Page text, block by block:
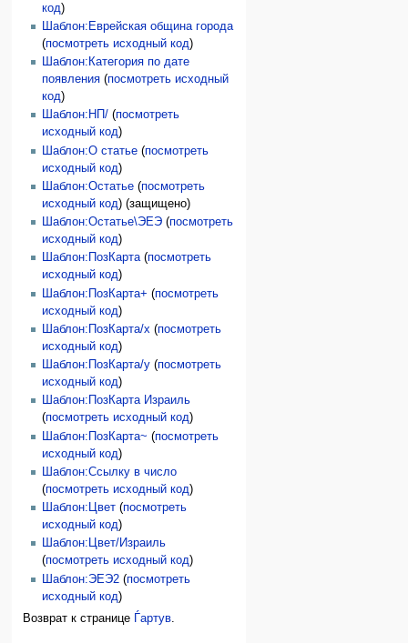
код)
Шаблон:Еврейская община города
(посмотреть исходный код)
Шаблон:Категория по дате
появления(посмотреть исходный
код)
Шаблон:НП/(посмотреть
исходный код)
Шаблон:О статье(посмотреть
исходный код)
Шаблон:Остатье(посмотреть
исходный код) (защищено)
Шаблон:Остатье\ЭЕЭ(посмотреть
исходный код)
Шаблон:ПозКарта(посмотреть
исходный код)
Шаблон:ПозКарта+ (посмотреть
исходный код)
Шаблон:ПозКарта/x(посмотреть
исходный код)
Шаблон:ПозКарта/y(посмотреть
исходный код)
Шаблон:ПозКарта Израиль
(посмотреть исходный код)
Шаблон:ПозКарта~ (посмотреть
исходный код)
Шаблон:Ссылку в число
(посмотреть исходный код)
Шаблон:Цвет(посмотреть
исходный код)
Шаблон:Цвет/Израиль
(посмотреть исходный код)
Шаблон:ЭЕЭ2(посмотреть
исходный код)
Возврат к странице Ѓартув.